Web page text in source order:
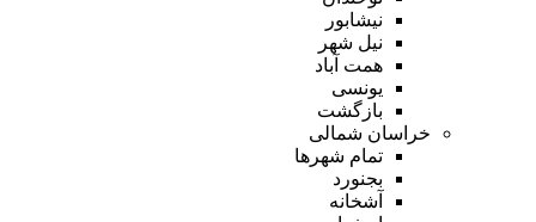
نیشابور
نیل شهر
همت آباد
یونسی
بازگشت
خراسان شمالی
تمام شهر‌ها
بجنورد
آشخانه